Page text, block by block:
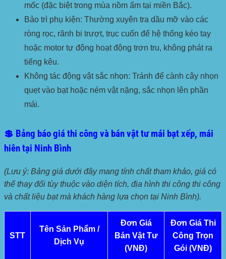
mốc (đặc biệt trong mùa nồm ẩm tại miền Bắc).
Bảo trì phụ kiện: Thường xuyên tra dầu mỡ vào các
ròng rọc, rãnh bi trượt, trục cuốn để hệ thống kéo tay
hoặc motor tự động hoạt động trơn tru, không phát ra
tiếng kêu.
Không tác động vật sắc nhọn: Tránh để cành cây nhọn
quẹt vào bạt hoặc ném vật nặng, sắc nhọn lên phần
mái.
💲 Bảng báo giá thi công và bán vật tư mái bạt xếp, mái
hiên tại Ninh Bình
(Lưu ý: Bảng giá dưới đây mang tính chất tham khảo, giá có
thể thay đổi tùy thuộc vào diện tích, địa hình thi công thi công
và chất liệu bạt mà khách hàng lựa chọn tại Ninh Bình).
STT
Tên Sản Phẩm /
Dịch Vụ
Đơn Giá
Bán Vật Tư
(VNĐ)
Đơn Giá Thi
Công Trọn
Gói (VNĐ)